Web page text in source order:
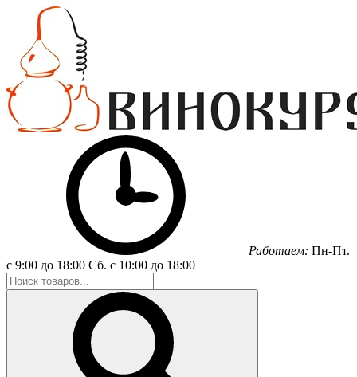
Работаем: Пн-Пт.
с 9:00 до 18:00 Сб. с 10:00 до 18:00